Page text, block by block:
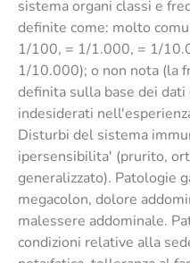
sistema organi classi e
definite come: molto
1/100, = 1/1.000, = 1/
1/10.000); o non nota (la
definita sulla base dei
indesiderati
Disturbi del sistema
ipersensibilita' (prurito,
generalizzato). Patologie
megacolon, dolore
malessere addominale.
condizioni relative alla